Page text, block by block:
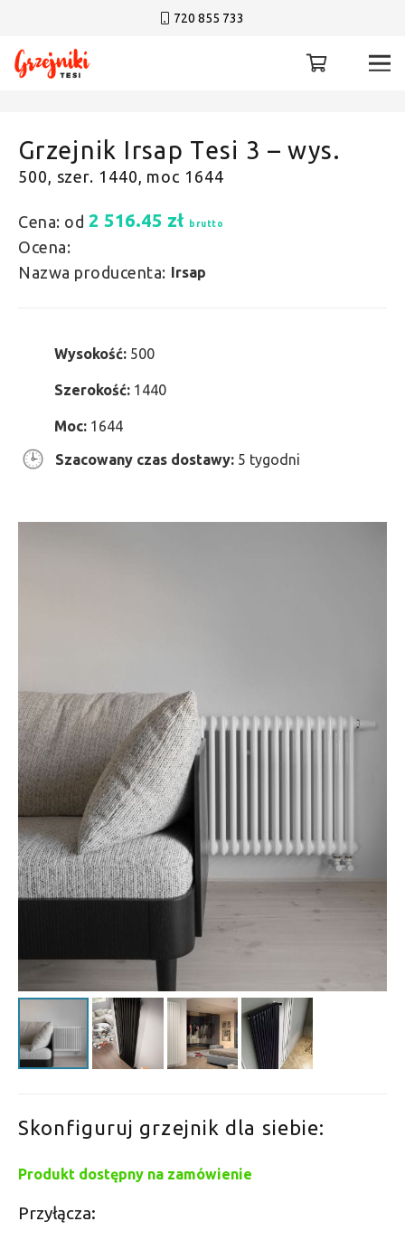
720 855 733
Grzejnik Irsap Tesi 3 – wys.
500, szer. 1440, moc 1644
Cena: od 2 516.45 zł brutto
Ocena:
Nazwa producenta: Irsap
Wysokość: 500
Szerokość: 1440
Moc: 1644
Szacowany czas dostawy: 5 tygodni
Skonfiguruj grzejnik dla siebie:
Produkt dostępny na zamówienie
Przyłącza: